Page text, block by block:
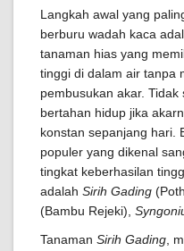
Langkah awal yang
berburu wadah kaca
tanaman hias yang
tinggi di dalam air tanpa
pembusukan akar.
bertahan hidup jika
konstan sepanjang hari.
populer yang dikenal
tingkat keberhasilan
adalah Sirih Gading
(Bambu Rejeki),
Tanaman Sirih Gading ,